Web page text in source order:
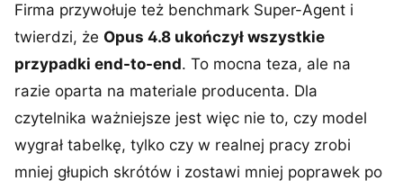
Firma przywołuje też benchmark Super-Agent i
twierdzi, że Opus 4.8 ukończył wszystkie
przypadki end-to-end. To mocna teza, ale na
razie oparta na materiale producenta. Dla
czytelnika ważniejsze jest więc nie to, czy model
wygrał tabelkę, tylko czy w realnej pracy zrobi
mniej głupich skrótów i zostawi mniej poprawek po